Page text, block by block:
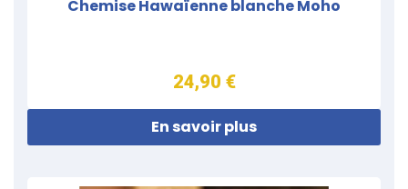
Chemise Hawaïenne blanche Moho
24,90 €
En savoir plus